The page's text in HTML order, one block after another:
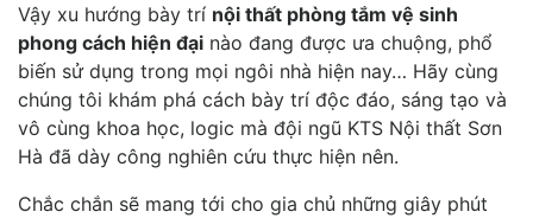
Vậy xu hướng bày trí nội thất phòng tắm vệ sinh
phong cách hiện đại nào đang được ưa chuộng, phổ
biến sử dụng trong mọi ngôi nhà hiện nay… Hãy cùng
chúng tôi khám phá cách bày trí độc đáo, sáng tạo và
vô cùng khoa học, logic mà đội ngũ KTS Nội thất Sơn
Hà đã dày công nghiên cứu thực hiện nên.
Chắc chắn sẽ mang tới cho gia chủ những giây phút